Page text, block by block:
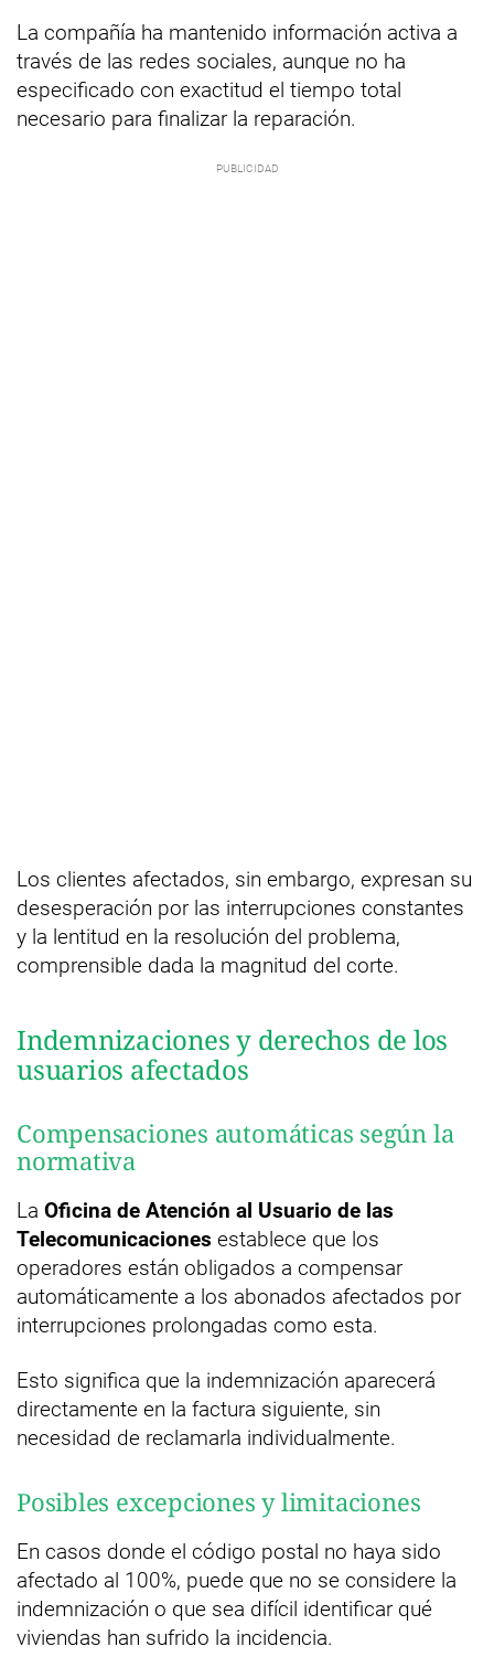
La compañía ha mantenido información activa a
través de las redes sociales, aunque no ha
especificado con exactitud el tiempo total
necesario para finalizar la reparación.
Los clientes afectados, sin embargo, expresan su
desesperación por las interrupciones constantes
y la lentitud en la resolución del problema,
comprensible dada la magnitud del corte.
Indemnizaciones y derechos de los
usuarios afectados
Compensaciones automáticas según la
normativa
La Oficina de Atención al Usuario de las
Telecomunicaciones establece que los
operadores están obligados a compensar
automáticamente a los abonados afectados por
interrupciones prolongadas como esta.
Esto significa que la indemnización aparecerá
directamente en la factura siguiente, sin
necesidad de reclamarla individualmente.
Posibles excepciones y limitaciones
En casos donde el código postal no haya sido
afectado al 100%, puede que no se considere la
indemnización o que sea difícil identificar qué
viviendas han sufrido la incidencia.